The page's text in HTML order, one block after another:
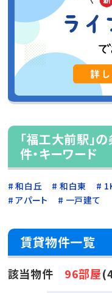
「福工大前駅」
件・キーワード
和白丘 和白東
アパート
一戸建て
賃貸物件一覧
該当物件 96部屋